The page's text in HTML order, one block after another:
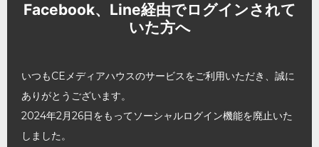
Facebook、Line経由でログインされて
いた方へ
いつもCEメディアハウスのサービスをご利用いただき、誠に
ありがとうございます。
2024年2月26日をもってソーシャルログイン機能を廃止いた
しました。